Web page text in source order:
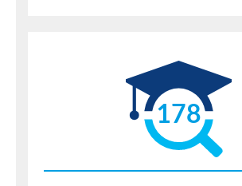
178